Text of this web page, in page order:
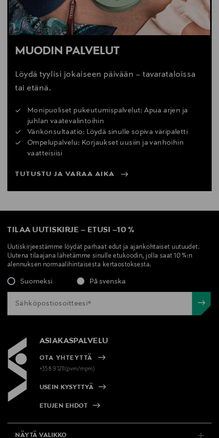
MUODIN PALVELUT
Löydä tyylisi jokaiseen päivään – tavarataloissa
tai etänä.
Monipuoliset pukeutumispalvelut: Apua arjen ja
juhlan vaatevalintoihin
Värikonsultaatio: Löydä sinulle sopiva väripaletti
Ompelupalvelu: Korjaukset uusiin ja vanhoihin
vaatteisiisi
TUTUSTU JA VARAA AIKA
TILAA UUTISKIRJE – ETUSI –10 %
Uutiskirjeestämme löydät parhaat edut ja ajankohtaiset uutuudet.
Uutena tilaajana lähetämme sinulle etukoodin, jolla saat 10 %:n
alennuksen normaalihintaisesta kertaostoksesta.
Suomeksi På svenska
ASIAKASPALVELU
OTA YHTEYTTÄ
+358 9 1211(pvm/mpm)
USEIN KYSYTTYÄ
ETUJEN EHDOT
NÄYTÄ VALIKKO